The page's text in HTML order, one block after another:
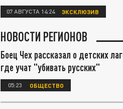
07 АВГУСТА 14:24 ЭКСКЛЮЗИВ
НОВОСТИ РЕГИОНОВ
Боец Чех рассказал о детских
где учат "убивать русских"
05:23 ОБЩЕСТВО